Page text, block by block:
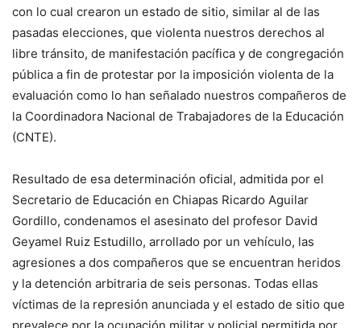
con lo cual crearon un estado de sitio, similar al de las
pasadas elecciones, que violenta nuestros derechos al
libre tránsito, de manifestación pacífica y de congregación
pública a fin de protestar por la imposición violenta de la
evaluación como lo han señalado nuestros compañeros de
la Coordinadora Nacional de Trabajadores de la Educación
(CNTE).
Resultado de esa determinación oficial, admitida por el
Secretario de Educación en Chiapas Ricardo Aguilar
Gordillo, condenamos el asesinato del profesor David
Geyamel Ruiz Estudillo, arrollado por un vehículo, las
agresiones a dos compañeros que se encuentran heridos
y la detención arbitraria de seis personas. Todas ellas
víctimas de la represión anunciada y el estado de sitio que